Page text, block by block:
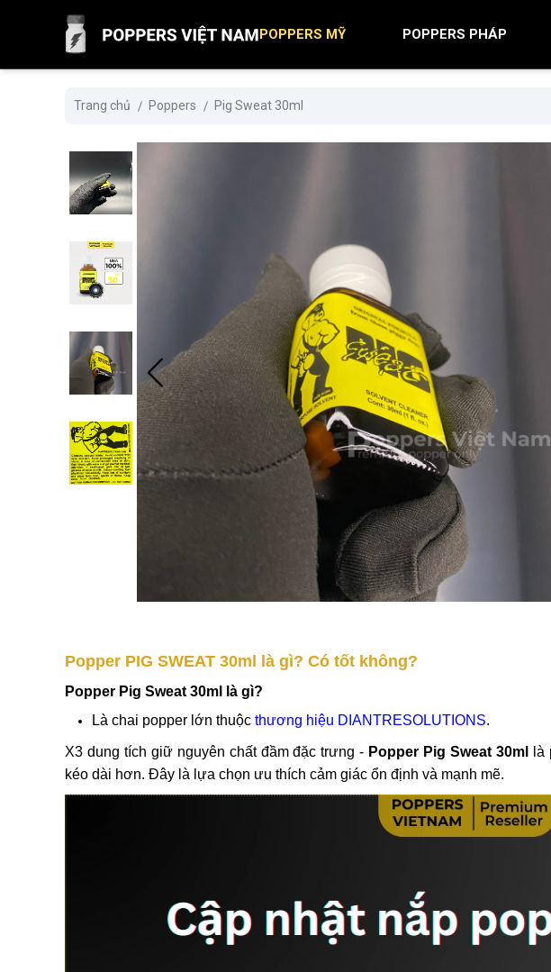
POPPERS MỸ POPPERS PHÁP
Trang chủ Poppers Pig Sweat 30ml
Popper PIG SWEAT 30ml là gì? Có tốt không?
Popper Pig Sweat 30ml là gì?
Là chai popper lớn thuộc thương hiệu DIANTRESOLUTIONS.
X3 dung tích giữ nguyên chất đầm đặc trưng - Popper Pig Sweat 30ml
là
kéo dài hơn. Đây là lựa chọn ưu thích cảm giác ổn định và mạnh mẽ.